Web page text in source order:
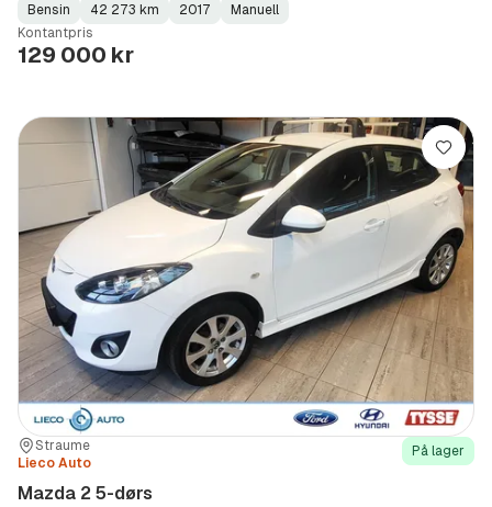
Fuel
Type:
Bensin
Kilometerstand:
42 273 km
Model
Year:
2017
Gearbox
Type:
Manuell
Kontantpris
129 000 kr
Sted:
Straume
Forhandler:
Lieco Auto
På lager
Mazda 2 5-dørs
Lagre